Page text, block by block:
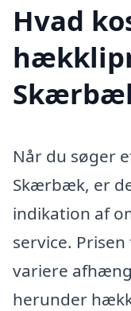
Hvad
Når du søger
Skærbæk, er
indikation af
service.
variere
herunder